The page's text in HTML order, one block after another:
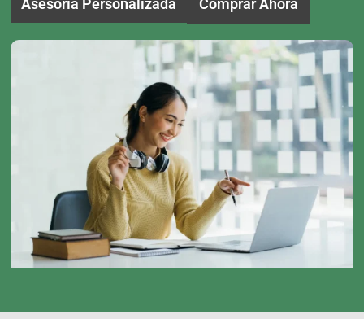
Asesoría Personalizada Comprar Ahora